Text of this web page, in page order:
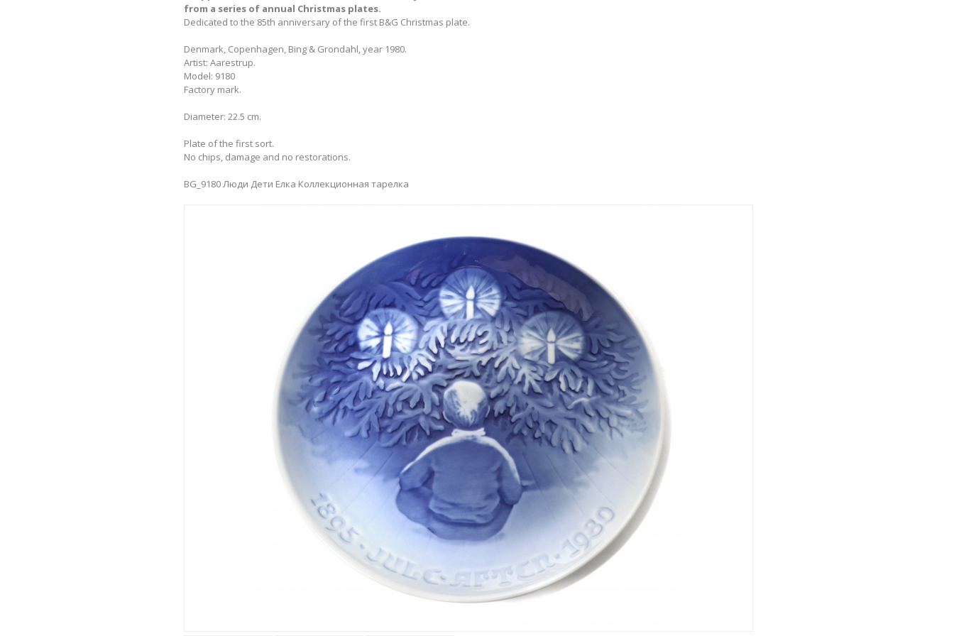
from a series of annual Christmas plates.
Dedicated to the 85th anniversary of the first B&G Christmas plate.
Denmark, Copenhagen, Bing & Grondahl, year 1980.
Artist: Aarestrup.
Model: 9180
Factory mark.
Diameter: 22.5 cm.
Plate of the first sort.
No chips, damage and no restorations.
BG_9180 Люди Дети Елка Коллекционная тарелка